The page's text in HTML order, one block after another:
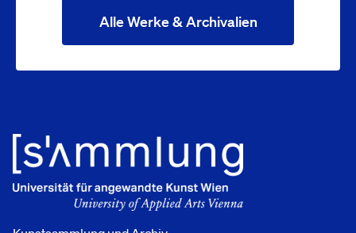
Alle Werke & Archivalien